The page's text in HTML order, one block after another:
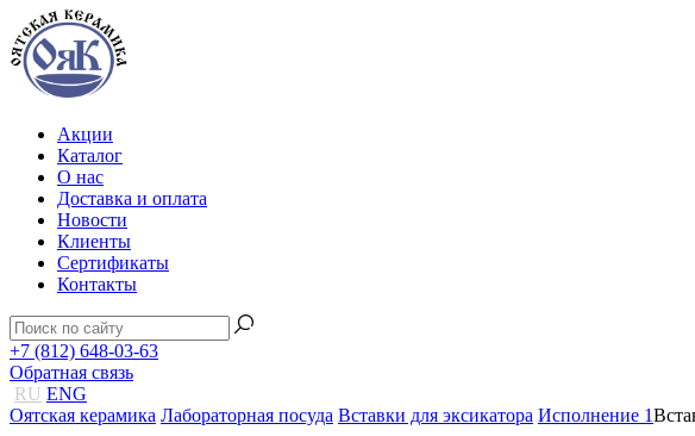
Акции
Каталог
О нас
Доставка и оплата
Новости
Клиенты
Сертификаты
Контакты
+7 (812) 648-03-63
Обратная связь
RU ENG
Оятская керамика Лабораторная посуда Вставки для эксикатора Исполнение 1